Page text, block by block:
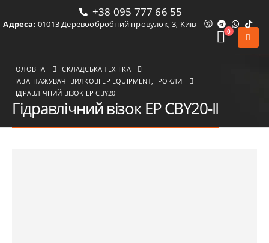
+38 095 777 66 55
Адреса: 01013 Деревообробний провулок, 3, Київ
0
ГОЛОВНА
СКЛАДСЬКА ТЕХНІКА
НАВАНТАЖУВАЧІ ВИЛКОВІ ЕР EQUIPMENT,
РОКЛИ
ГІДРАВЛІЧНИЙ ВІЗОК EP CBY20-II
Гідравлічний візок EP CBY20-II